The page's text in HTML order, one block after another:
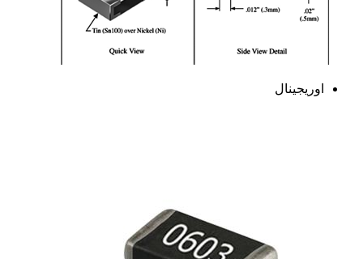
اوریجینال